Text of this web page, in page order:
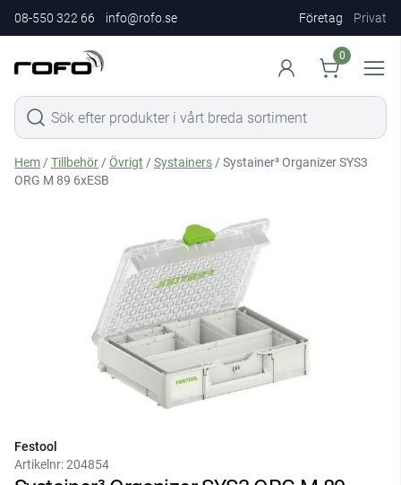
08-550 322 66 info@rofo.se Företag Privat
0
Hem /Tillbehör /Övrigt /Systainers / Systainer³ Organizer SYS3
ORG M 89 6xESB
Festool
Artikelnr:204854